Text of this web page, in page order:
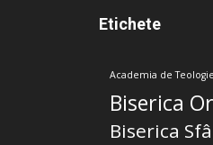
Etichete
Academia de Teologie
Biserica
Biserica